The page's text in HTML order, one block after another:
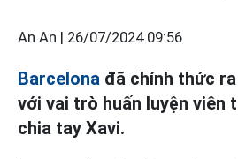
An An | 26/07/2024 09:56
Barcelona đã chính thức
với vai trò huấn luyện viên
chia tay Xavi.